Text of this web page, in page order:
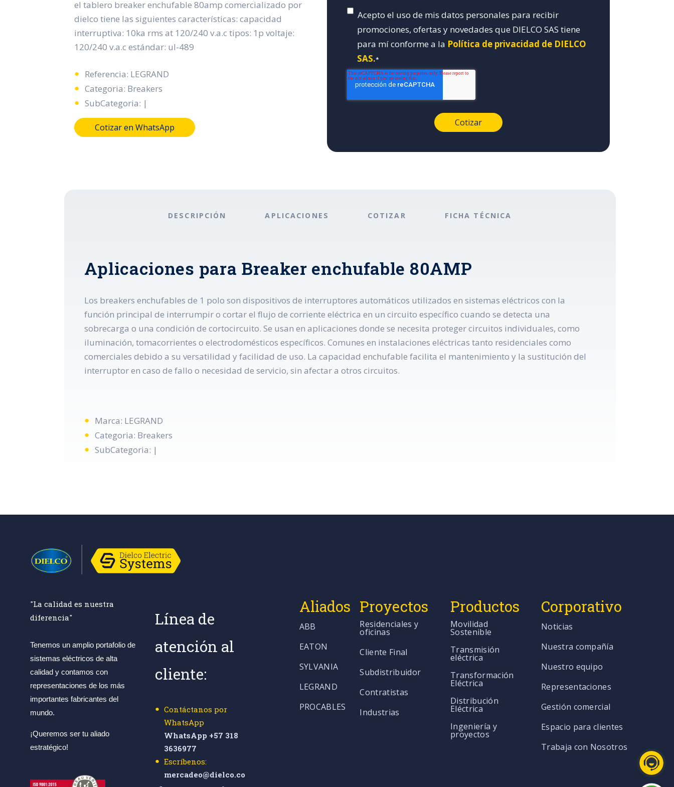
el tablero breaker enchufable 80amp comercializado por
dielco tiene las siguientes características: capacidad
interruptiva: 10ka rms at 120/240 v.a.c tipos: 1p voltaje:
120/240 v.a.c estándar: ul-489
Referencia: LEGRAND
Categoria: Breakers
SubCategoria: |
Cotizar en WhatsApp
Acepto el uso de mis datos personales para recibir
promociones, ofertas y novedades que DIELCO SAS tiene
para mí conforme a la Política de privacidad de DIELCO
SAS.*
DESCRIPCIÓN APLICACIONES COTIZAR FICHA TÉCNICA
Aplicaciones para Breaker enchufable 80AMP
Los breakers enchufables de 1 polo son dispositivos de interruptores automáticos utilizados en sistemas eléctricos con la
función principal de interrumpir o cortar el flujo de corriente eléctrica en un circuito específico cuando se detecta una
sobrecarga o una condición de cortocircuito. Se usan en aplicaciones donde se necesita proteger circuitos individuales, como
iluminación, tomacorrientes o electrodomésticos específicos. Comunes en instalaciones eléctricas tanto residenciales como
comerciales debido a su versatilidad y facilidad de uso. La capacidad enchufable facilita el mantenimiento y la sustitución del
interruptor en caso de fallo o necesidad de servicio, sin afectar a otros circuitos.
Marca: LEGRAND
Categoria: Breakers
SubCategoria: |
"La calidad es nuestra
diferencia"
Tenemos un amplio portafolio de
sistemas eléctricos de alta
calidad y contamos con
representaciones de los más
importantes fabricantes del
mundo.
¡Queremos ser tu aliado
estratégico!
Línea de
atención al
cliente:
Contáctanos por
WhatsApp
WhatsApp +57 318
3636977
Escríbenos:
mercadeo@dielco.co
Aliados
ABB
EATON
SYLVANIA
LEGRAND
PROCABLES
Proyectos
Residenciales y
oficinas
Cliente Final
Subdistribuidor
Contratistas
Industrias
Productos
Movilidad
Sostenible
Transmisión
eléctrica
Transformación
Eléctrica
Distribución
Eléctrica
Ingeniería y
proyectos
Corporativo
Noticias
Nuestra compañía
Nuestro equipo
Representaciones
Gestión comercial
Espacio para clientes
Trabaja con Nosotros